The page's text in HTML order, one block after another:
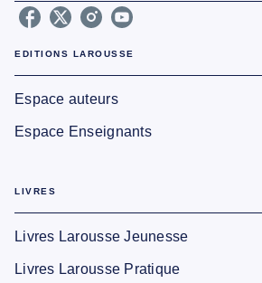
EDITIONS LAROUSSE
Espace auteurs
Espace Enseignants
LIVRES
Livres Larousse Jeunesse
Livres Larousse Pratique